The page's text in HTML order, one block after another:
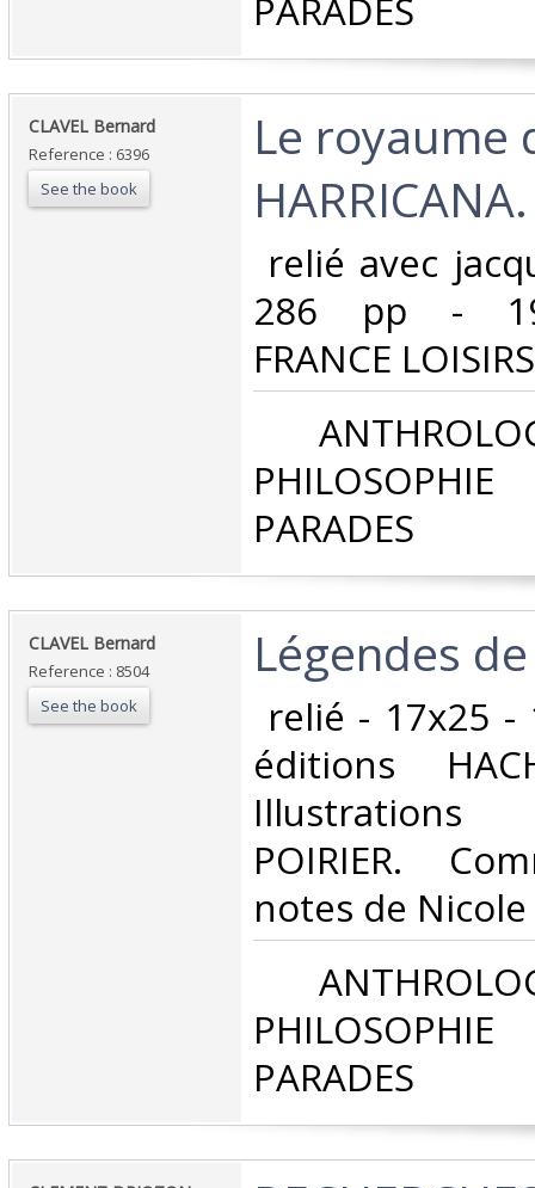
PARADES‎
‎CLAVEL Bernard‎
Reference : 6396
See the book
‎Le royaume
HARRICANA.‎
relié avec
286 pp -
FRANCE
PHILOSOPHIE
PARADES‎
‎CLAVEL Bernard‎
Reference : 8504
See the book
‎Légendes
relié - 17x25
éditions
Illustrations
POIRIER.
notes de Nicole
PHILOSOPHIE
PARADES‎